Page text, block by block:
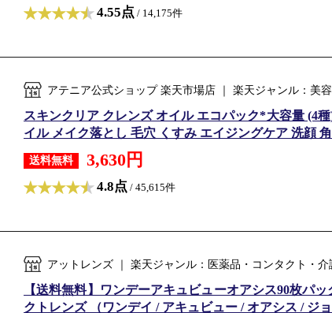
4.55点 / 14,175件
アテニア公式ショップ 楽天市場店 ｜ 楽天ジャンル：美
スキンクリア クレンズ オイル エコパック*大容量 (4
イル メイク落とし 毛穴 くすみ エイジングケア 洗顔
送料無料 3,630円
4.8点 / 45,615件
アットレンズ ｜ 楽天ジャンル：医薬品・コンタクト・介
【送料無料】ワンデーアキュビューオアシス90枚パ
クトレンズ （ワンデイ / アキュビュー / オアシス / ジ